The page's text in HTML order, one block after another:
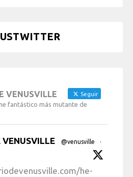
VENUSVILLE Seguir
fantástico más mutante de
VENUSVILLE @venusville
·
he-